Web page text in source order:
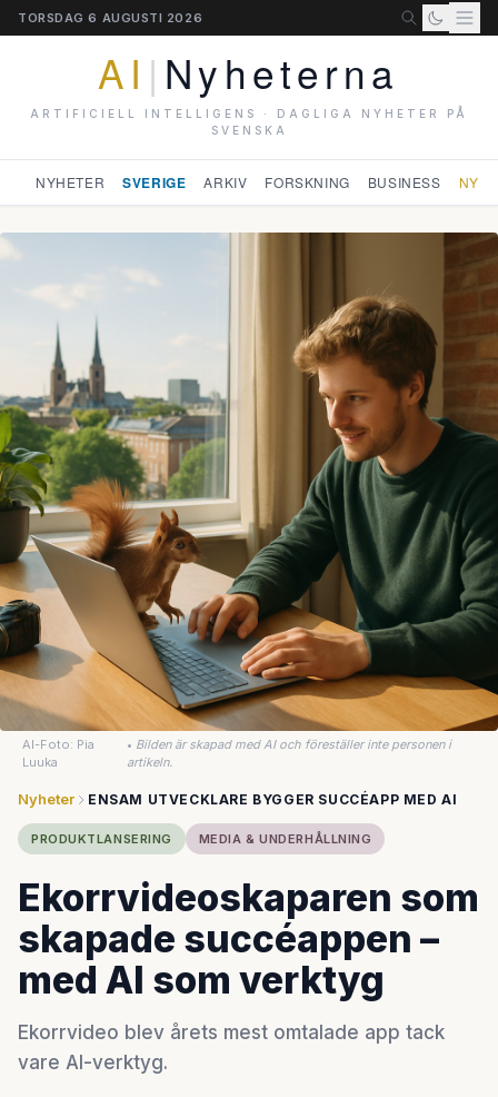
TORSDAG 6 AUGUSTI 2026
AI | Nyheterna
ARTIFICIELL INTELLIGENS · DAGLIGA NYHETER PÅ
SVENSKA
NYHETER SVERIGE ARKIV FORSKNING BUSINESS
AI-Foto: Pia
Luuka
• Bilden är skapad med AI och föreställer inte personen i
artikeln.
Nyheter ENSAM UTVECKLARE BYGGER SUCCÉAPP MED AI
PRODUKTLANSERING MEDIA & UNDERHÅLLNING
Ekorrvideoskaparen som
skapade succéappen –
med AI som verktyg
Ekorrvideo blev årets mest omtalade app tack
vare AI-verktyg.